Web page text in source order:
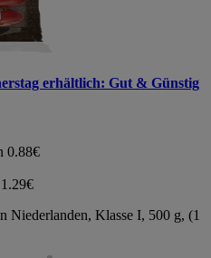
erhältlich: Gut & Günstig
0.88€
Niederlanden, Klasse I, 500 g, (1